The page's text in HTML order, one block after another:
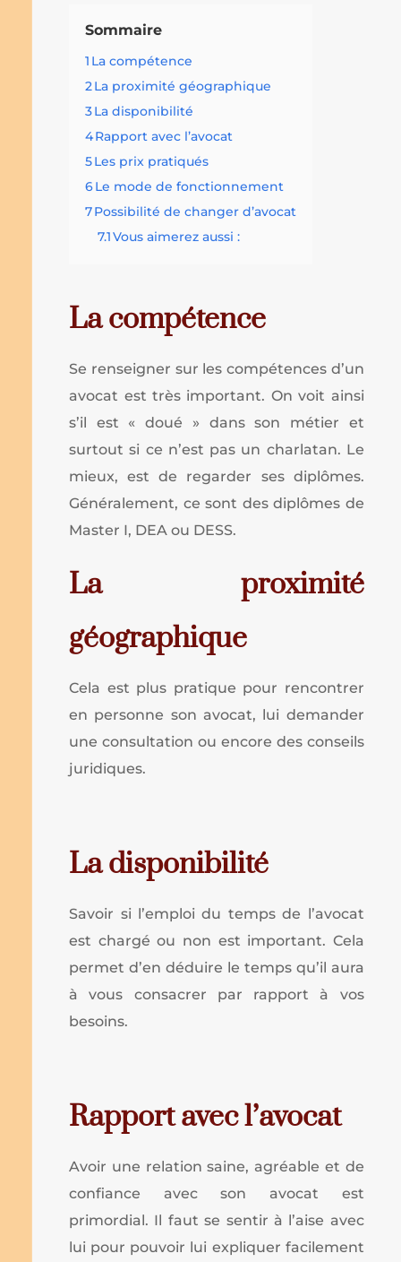
Sommaire
1 La compétence
2La proximité géographique
3La disponibilité
4Rapport avec l’avocat
5Les prix pratiqués
6Le mode de fonctionnement
7Possibilité de changer d’avocat
7.1Vous aimerez aussi :
La compétence
Se renseigner sur les compétences d’un
avocat est très important. On voit ainsi
s’il est « doué » dans son métier et
surtout si ce n’est pas un charlatan. Le
mieux, est de regarder ses diplômes.
Généralement, ce sont des diplômes de
Master I, DEA ou DESS.
La proximité
géographique
Cela est plus pratique pour rencontrer
en personne son avocat, lui demander
une consultation ou encore des conseils
juridiques.
La disponibilité
Savoir si l’emploi du temps de l’avocat
est chargé ou non est important. Cela
permet d’en déduire le temps qu’il aura
à vous consacrer par rapport à vos
besoins.
Rapport avec l’avocat
Avoir une relation saine, agréable et de
confiance avec son avocat est
primordial. Il faut se sentir à l’aise avec
lui pour pouvoir lui expliquer facilement